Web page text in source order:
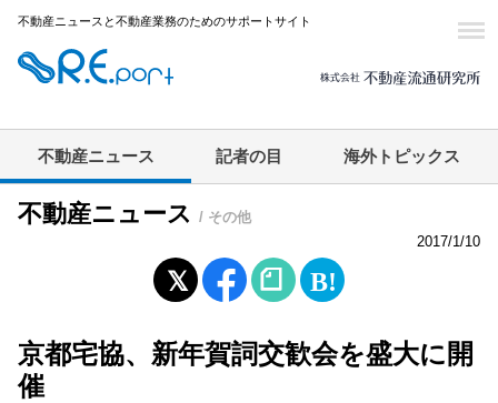
不動産ニュースと不動産業務のためのサポートサイト
不動産ニュース 記者の目 海外トピックス
不動産ニュース / その他
2017/1/10
京都宅協、新年賀詞交歓会を盛大に開
催